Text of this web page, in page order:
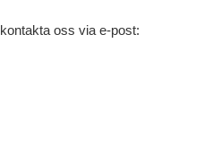
oss via e-post: